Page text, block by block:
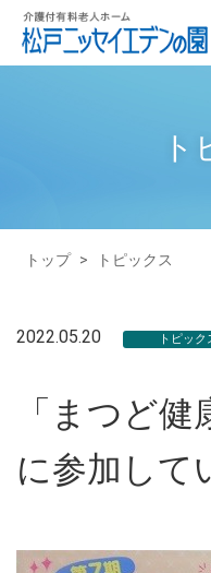
ト
トップ > トピックス
2022.05.20 トピック
「まつど健
に参加して